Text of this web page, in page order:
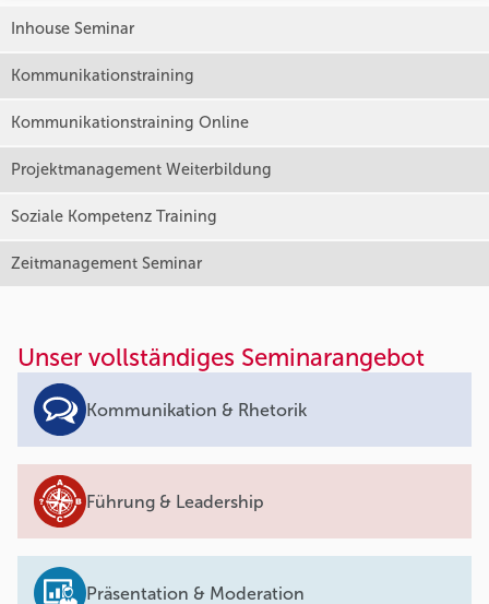
Inhouse Seminar
Kommunikationstraining
Kommunikationstraining Online
Projektmanagement Weiterbildung
Soziale Kompetenz Training
Zeitmanagement Seminar
Unser vollständiges Seminarangebot
Kommunikation & Rhetorik
Führung & Leadership
Präsentation & Moderation